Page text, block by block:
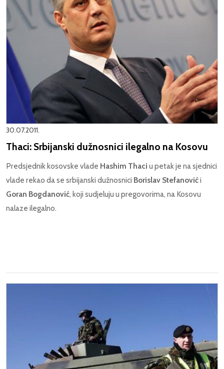
30.07.2011.
Thaci: Srbijanski dužnosnici ilegalno na Kosovu
Predsjednik kosovske vlade Hashim Thaci u petak je na sjednici
vlade rekao da se srbijanski dužnosnici Borislav Stefanovići
Goran Bogdanović, koji sudjeluju u pregovorima, na Kosovu
nalaze ilegalno.